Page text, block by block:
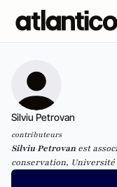
Silviu Petrovan
contributeurs
Silviu Petrovan est
conservation,